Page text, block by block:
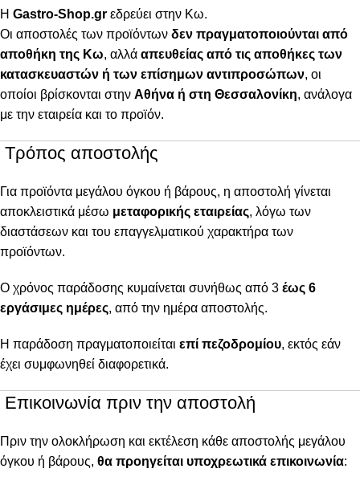
Η Gastro-Shop.gr εδρεύει στην Κω.
Οι αποστολές των προϊόντων δεν πραγματοποιούνται από
αποθήκη της Κω, αλλά απευθείας από τις αποθήκες των
κατασκευαστών ή των επίσημων αντιπροσώπων, οι
οποίοι βρίσκονται στην Αθήνα ή στη Θεσσαλονίκη, ανάλογα
με την εταιρεία και το προϊόν.
Τρόπος αποστολής
Για προϊόντα μεγάλου όγκου ή βάρους, η αποστολή γίνεται
αποκλειστικά μέσω μεταφορικής εταιρείας, λόγω των
διαστάσεων και του επαγγελματικού χαρακτήρα των
προϊόντων.
Ο χρόνος παράδοσης κυμαίνεται συνήθως από 3 έως 6
εργάσιμες ημέρες, από την ημέρα αποστολής.
Η παράδοση πραγματοποιείται επί πεζοδρομίου, εκτός εάν
έχει συμφωνηθεί διαφορετικά.
Επικοινωνία πριν την αποστολή
Πριν την ολοκλήρωση και εκτέλεση κάθε αποστολής μεγάλου
όγκου ή βάρους, θα προηγείται υποχρεωτικά επικοινωνία: